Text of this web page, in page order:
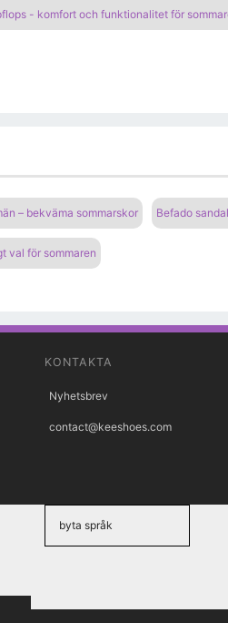
- komfort och funktionalitet för
– bekväma sommarskor Befado
val för sommaren
KONTAKTA
Nyhetsbrev
contact@keeshoes.com
byta språk